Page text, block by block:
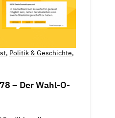
, Politik & Geschichte,
– Der Wahl-O-